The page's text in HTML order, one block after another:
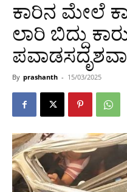
ಕಾರಿನ ಮೇಲೆ
ಲಾರಿ ಬಿದ್ದು
By prashanth - 15/03/2025